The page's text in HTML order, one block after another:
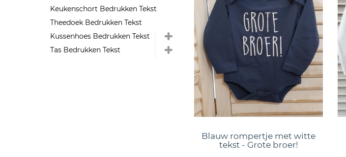
Blauw rompertje met witte
tekst - Grote broer!
Keukenschort Bedrukken Tekst
Theedoek Bedrukken Tekst
Kussenhoes Bedrukken Tekst
Tas Bedrukken Tekst